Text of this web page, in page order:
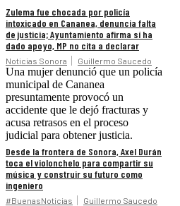
Zulema fue chocada por policía
intoxicado en Cananea, denuncia falta
de justicia; Ayuntamiento afirma sí ha
dado apoyo, MP no cita a declarar
Noticias Sonora Guillermo Saucedo
Una mujer denunció que un policía
municipal de Cananea
presuntamente provocó un
accidente que le dejó fracturas y
acusa retrasos en el proceso
judicial para obtener justicia.
Desde la frontera de Sonora, Axel Durán
toca el violonchelo para compartir su
música y construir su futuro como
ingeniero
#BuenasNoticias Guillermo Saucedo